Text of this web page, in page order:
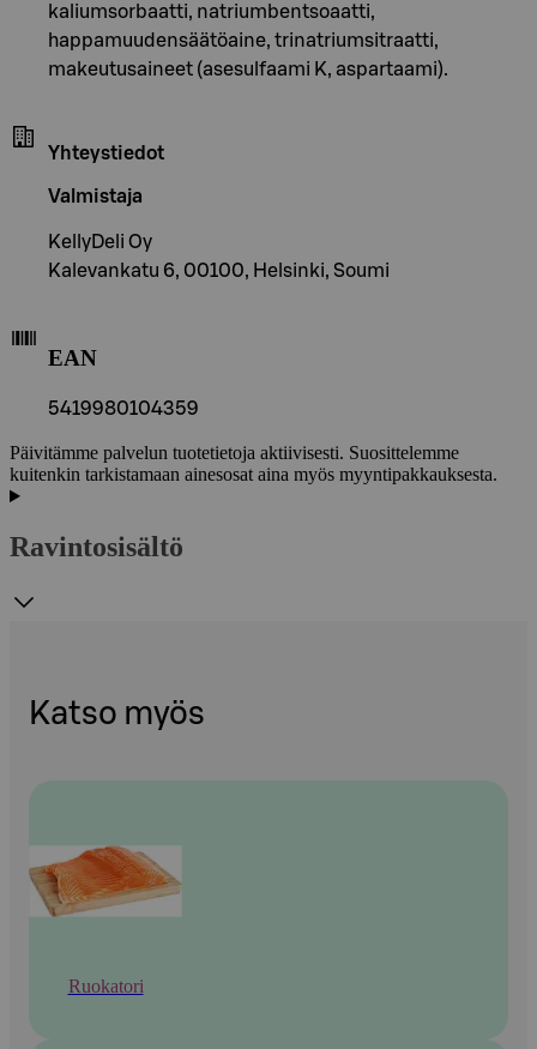
kaliumsorbaatti, natriumbentsoaatti,
happamuudensäätöaine, trinatriumsitraatti,
makeutusaineet (asesulfaami K, aspartaami).
Yhteystiedot
Valmistaja
KellyDeli Oy
Kalevankatu 6, 00100, Helsinki, Soumi
EAN
5419980104359
Päivitämme palvelun tuotetietoja aktiivisesti. Suosittelemme
kuitenkin tarkistamaan ainesosat aina myös myyntipakkauksesta.
Ravintosisältö
Katso myös
Ruokatori